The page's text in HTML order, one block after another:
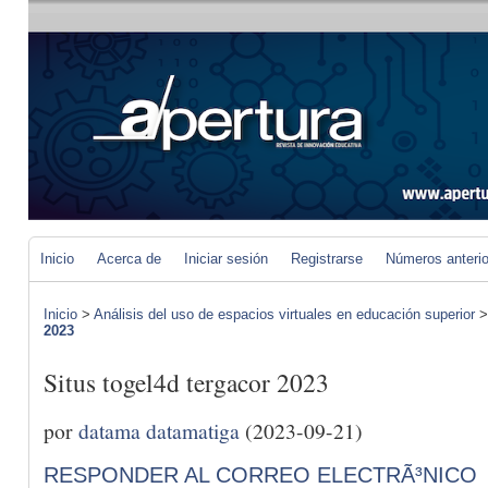
Inicio Acerca de Iniciar sesión Registrarse Números
Inicio > Análisis del uso de espacios virtuales en educación superior
2023
Situs togel4d tergacor 2023
pordatama datamatiga (2023-09-21)
RESPONDER AL CORREO ELECTRÃ³NICO